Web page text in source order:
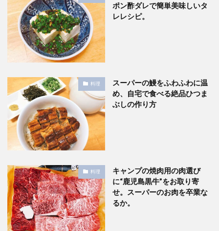
ポン酢ダレで簡単美味しいタ
レレシピ。
料理
スーパーの鰻をふわふわに温
め、自宅で食べる絶品ひつま
ぶしの作り方
料理
キャンプの焼肉用の肉選び
に“鹿児島黒牛”をお取り寄
せ。スーパーのお肉を卒業な
るか。